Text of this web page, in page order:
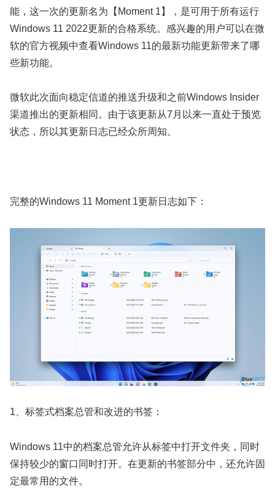
能，这一次的更新名为【Moment 1】，是可用于所有运行
Windows 11 2022更新的合格系统。感兴趣的用户可以在微
软的官方视频中查看Windows 11的最新功能更新带来了哪
些新功能。
微软此次面向稳定信道的推送升级和之前Windows Insider
渠道推出的更新相同。由于该更新从7月以来一直处于预览
状态，所以其更新日志已经众所周知。
完整的Windows 11 Moment 1更新日志如下：
1、标签式档案总管和改进的书签：
Windows 11中的档案总管允许从标签中打开文件夹，同时
保持较少的窗口同时打开。在更新的书签部分中，还允许固
定最常用的文件。